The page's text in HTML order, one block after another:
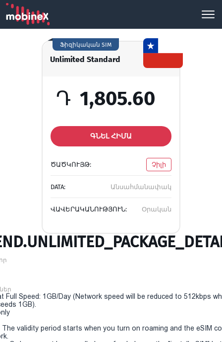
Unlimited Standard
Ֆիզիկական SIM
Դ 1,805.60
ԳՆԵԼ ՀԻՄԱ
ԾԱԾԿՈՒՅԹ: Չիլի
DATA: Անսահմանափակ
ՎԱՎԵՐԱԿԱՆՈՒԹՅՈՒՆ: Օրական
Full Speed: 1GB/Day (Network speed will be reduced to 512kbps
1GB).
The validity period starts when you turn on roaming and the eSIM